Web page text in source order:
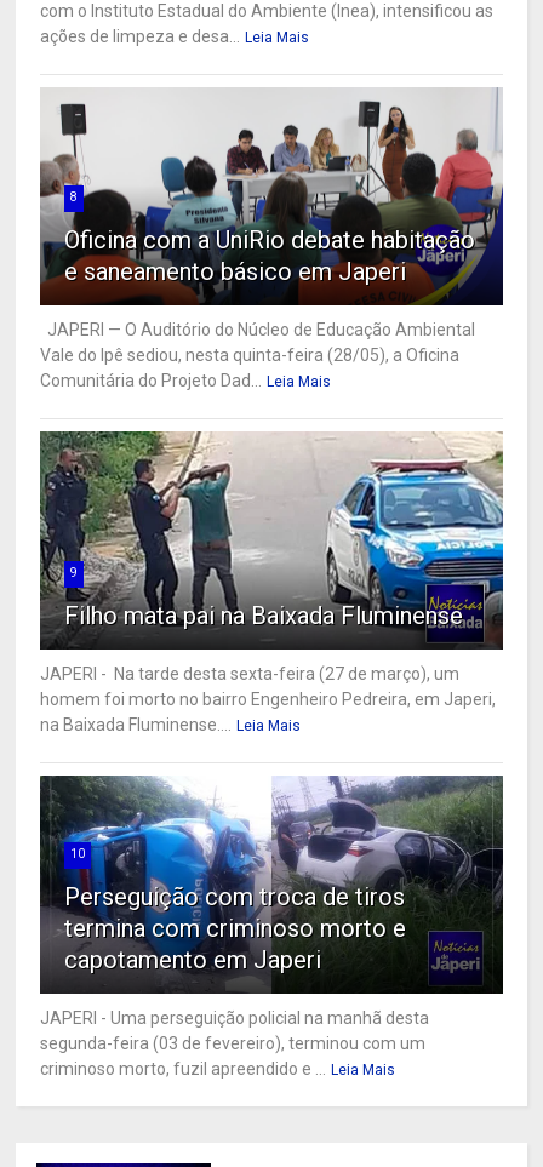
com o Instituto Estadual do Ambiente (Inea), intensificou as
ações de limpeza e desa...
Leia Mais
8
Oficina com a UniRio debate habitação
e saneamento básico em Japeri
JAPERI — O Auditório do Núcleo de Educação Ambiental
Vale do Ipê sediou, nesta quinta-feira (28/05), a Oficina
Comunitária do Projeto Dad...
Leia Mais
9
Filho mata pai na Baixada Fluminense
JAPERI - Na tarde desta sexta-feira (27 de março), um
homem foi morto no bairro Engenheiro Pedreira, em Japeri,
na Baixada Fluminense....
Leia Mais
10
Perseguição com troca de tiros
termina com criminoso morto e
capotamento em Japeri
JAPERI - Uma perseguição policial na manhã desta
segunda-feira (03 de fevereiro), terminou com um
criminoso morto, fuzil apreendido e ...
Leia Mais